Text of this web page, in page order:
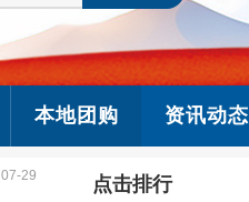
本地团购 资讯动态
07-29 点击排行